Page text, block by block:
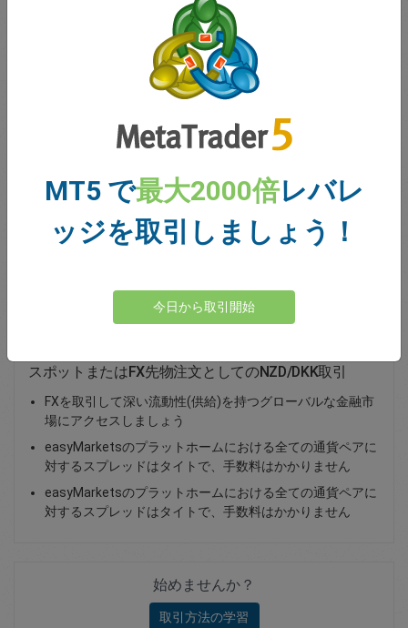
取引アカウントの作成
ボーナス
0.00
合計のオープン損益
Total Premium
資金を入金
スポットまたはFX先物注文としてのNZD/DKK取引
FXを取引して深い流動性(供給)を持つグローバルな金融市
場にアクセスしましょう
easyMarketsのプラットホームにおける全ての通貨ペアに
対するスプレッドはタイトで、手数料はかかりません
easyMarketsのプラットホームにおける全ての通貨ペアに
対するスプレッドはタイトで、手数料はかかりません
始めませんか？
取引方法の学習
MT5 で最大2000倍レバレ
ッジを取引しましょう！
今日から取引開始